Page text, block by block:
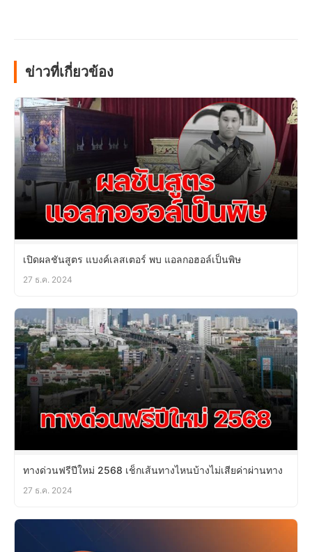
ข่าวที่เกี่ยวข้อง
เปิดผลชันสูตร แบงค์เลสเตอร์ พบ แอลกอฮอล์เป็นพิษ
27 ธ.ค. 2024
ทางด่วนฟรีปีใหม่ 2568 เช็กเส้นทางไหนบ้างไม่เสียค่าผ่านทาง
27 ธ.ค. 2024